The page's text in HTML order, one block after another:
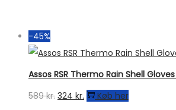
-45%
Assos RSR Thermo Rain Shell
589kr. Den
324 kr. DenKøb her